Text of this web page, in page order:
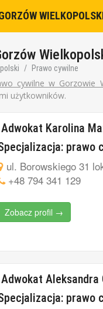
Prawo cywilne
cywilne w Gorzowie
użytkowników.
Adwokat Karolina
prawo
ul. Borowskiego 31
+48 794 341 129
Zobacz profil →
Adwokat Aleksandra
prawo